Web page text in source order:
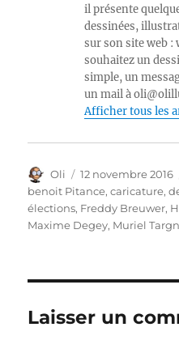
il présente
dessinées,
sur son site web :
souhaitez un
simple, un
un mail à
Afficher tous les
Auteur
Oli
Publié
le
12 novembre 2016
benoit Pitance,caricature,
élections, Freddy Breuwer,
Maxime Degey, Muriel
Laisser un